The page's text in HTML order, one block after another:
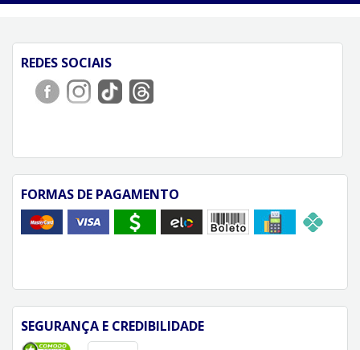
REDES SOCIAIS
FORMAS DE PAGAMENTO
SEGURANÇA E CREDIBILIDADE